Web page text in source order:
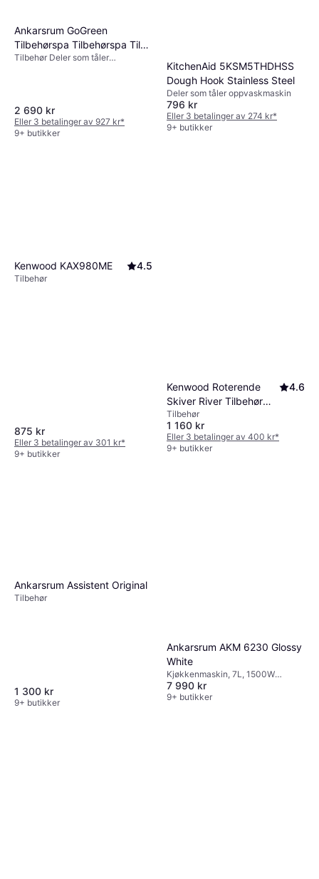
Ankarsrum GoGreen
Tilbehørspa Tilbehørspa Til
Kjøkkenmaskine
Tilbehør Deler som tåler
2 690 kr
Eller 3 betalinger av 927 kr*
9+ butikker
KitchenAid 5KSM5THDHSS
Dough Hook Stainless Steel
Deler som tåler oppvaskmaskin
796 kr
Eller 3 betalinger av 274 kr*
9+ butikker
Kenwood KAX980ME 4.5
Tilbehør
875 kr
Eller 3 betalinger av 301 kr*
9+ butikker
Kenwood Roterende
Skiver River Tilbehør
KAX643ME
4.6
Tilbehør
1 160 kr
Eller 3 betalinger av 400 kr*
9+ butikker
Ankarsrum Assistent Original
Tilbehør
1 300 kr
9+ butikker
Ankarsrum AKM 6230 Glossy
White
Kjøkkenmaskin, 7L, 1500W
Timerfunksjon, Trinnløs
7 990 kr
9+ butikker